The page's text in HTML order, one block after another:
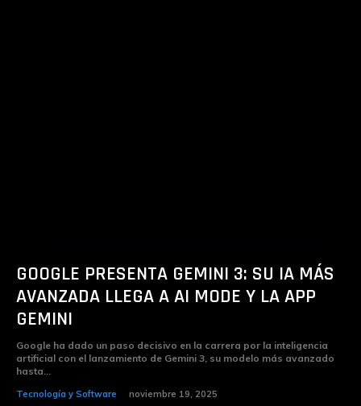
GOOGLE PRESENTA GEMINI 3: SU IA MÁS
AVANZADA LLEGA A AI MODE Y LA APP
GEMINI
Google ha dado un paso decisivo en la carrera por la inteligencia
artificial con el lanzamiento de Gemini 3, su modelo más avanzado
hasta...
Tecnología y Software noviembre 19, 2025